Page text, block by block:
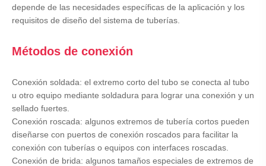
depende de las necesidades específicas de la aplicación y los
requisitos de diseño del sistema de tuberías.
Métodos de conexión
Conexión soldada: el extremo corto del tubo se conecta al tubo
u otro equipo mediante soldadura para lograr una conexión y un
sellado fuertes.
Conexión roscada: algunos extremos de tubería cortos pueden
diseñarse con puertos de conexión roscados para facilitar la
conexión con tuberías o equipos con interfaces roscadas.
Conexión de brida: algunos tamaños especiales de extremos de